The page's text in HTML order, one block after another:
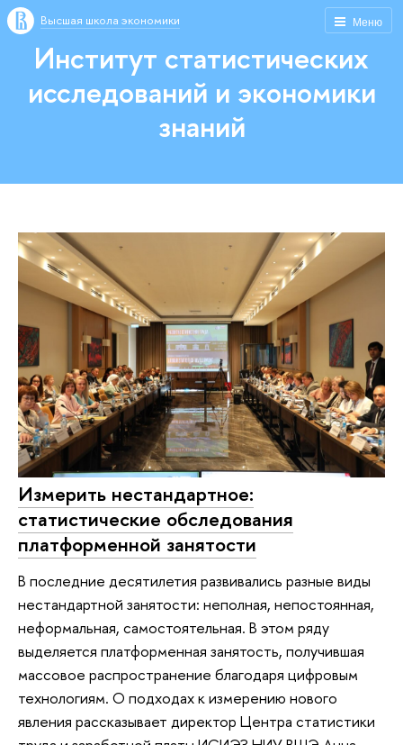
Меню
Высшая школа экономики
Институт статистических
исследований и экономики
знаний
Измерить нестандартное:
статистические обследования
платформенной занятости
В последние десятилетия развивались разные виды
нестандартной занятости: неполная, непостоянная,
неформальная, самостоятельная. В этом ряду
выделяется платформенная занятость, получившая
массовое распространение благодаря цифровым
технологиям. О подходах к измерению нового
явления рассказывает директор Центра статистики